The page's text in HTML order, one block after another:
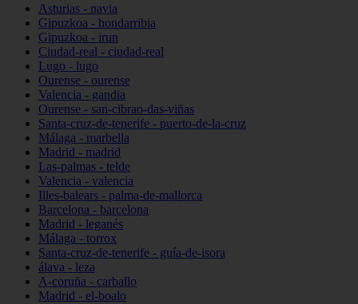
Asturias - navia
Gipuzkoa - hondarribia
Gipuzkoa - irun
Ciudad-real - ciudad-real
Lugo - lugo
Ourense - ourense
Valencia - gandia
Ourense - san-cibrao-das-viñas
Santa-cruz-de-tenerife - puerto-de-la-cruz
Málaga - marbella
Madrid - madrid
Las-palmas - telde
Valencia - valencia
Illes-balears - palma-de-mallorca
Barcelona - barcelona
Madrid - leganés
Málaga - torrox
Santa-cruz-de-tenerife - guía-de-isora
álava - leza
A-coruña - carballo
Madrid - el-boalo